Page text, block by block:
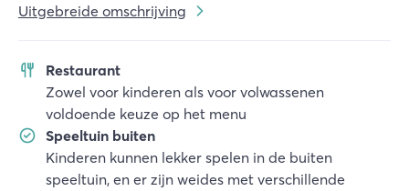
Uitgebreide omschrijving
Restaurant
Zowel voor kinderen als voor volwassenen
voldoende keuze op het menu
Speeltuin buiten
Kinderen kunnen lekker spelen in de buiten
speeltuin, en er zijn weides met verschillende